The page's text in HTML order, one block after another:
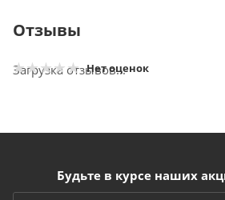
Отзывы
Нет оценок
Загрузка отзывов...
Будьте в курсе наших